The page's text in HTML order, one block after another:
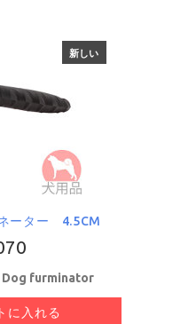
新しい
ーター 4.5CM
Dog furminator
に入れる